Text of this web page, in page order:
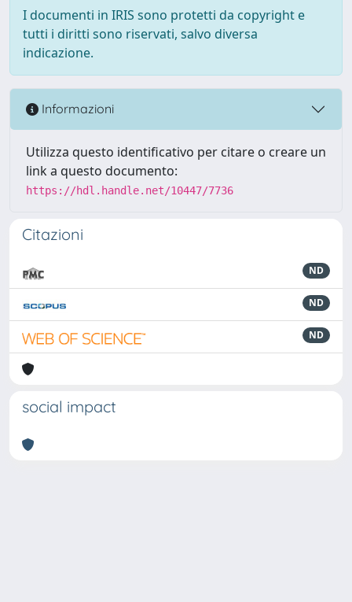
I documenti in IRIS sono protetti da copyright e
tutti i diritti sono riservati, salvo diversa
indicazione.
Informazioni
Utilizza questo identificativo per citare o creare un
link a questo documento:
https://hdl.handle.net/10447/7736
Citazioni
ND
ND
ND
social impact